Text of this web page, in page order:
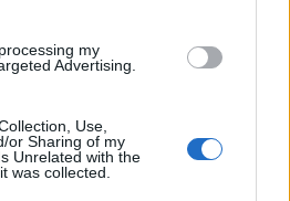
my
Advertising.
Use,
or Sharing of my
Unrelated with the
was collected.